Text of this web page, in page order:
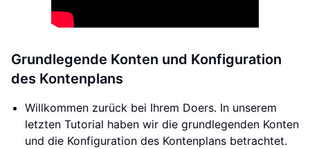
Grundlegende Konten und Konfiguration
des Kontenplans
Willkommen zurück bei Ihrem Doers. In unserem
letzten Tutorial haben wir die grundlegenden Konten
und die Konfiguration des Kontenplans betrachtet.